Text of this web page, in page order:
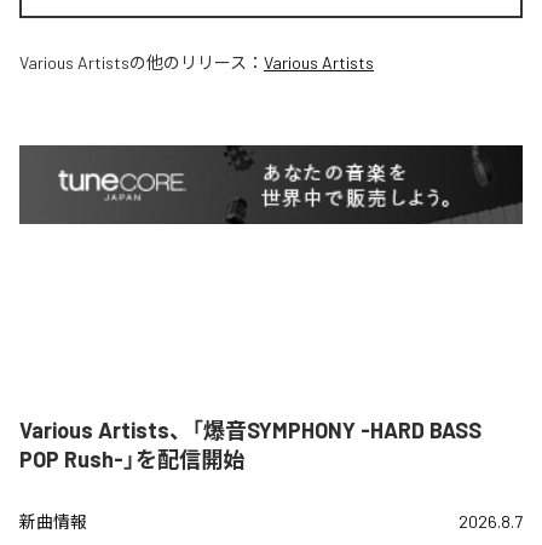
Various Artistsの他のリリース： Various Artists
Various Artists、「爆音SYMPHONY -HARD BASS
POP Rush-」を配信開始
新曲情報 2026.8.7